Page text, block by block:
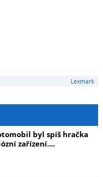
Lexmark
byl spíš hračka
zařízení....